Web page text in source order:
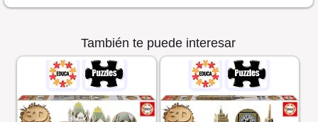
También te puede interesar